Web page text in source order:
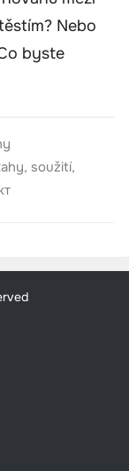
Nebo
byste
, soužití,